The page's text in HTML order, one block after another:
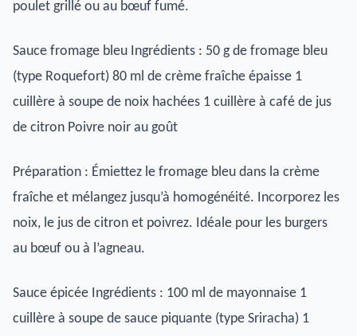
poulet grillé ou au bœuf fumé.
Sauce fromage bleu Ingrédients : 50 g de fromage bleu
(type Roquefort) 80 ml de crème fraîche épaisse 1
cuillère à soupe de noix hachées 1 cuillère à café de jus
de citron Poivre noir au goût
Préparation : Émiettez le fromage bleu dans la crème
fraîche et mélangez jusqu’à homogénéité. Incorporez les
noix, le jus de citron et poivrez. Idéale pour les burgers
au bœuf ou à l’agneau.
Sauce épicée Ingrédients : 100 ml de mayonnaise 1
cuillère à soupe de sauce piquante (type Sriracha) 1